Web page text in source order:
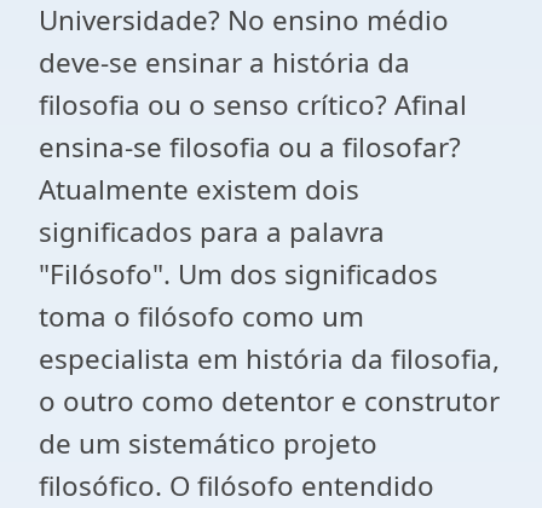
Universidade? No ensino médio
deve-se ensinar a história da
filosofia ou o senso crítico? Afinal
ensina-se filosofia ou a filosofar?
Atualmente existem dois
significados para a palavra
"Filósofo". Um dos significados
toma o filósofo como um
especialista em história da filosofia,
o outro como detentor e construtor
de um sistemático projeto
filosófico. O filósofo entendido